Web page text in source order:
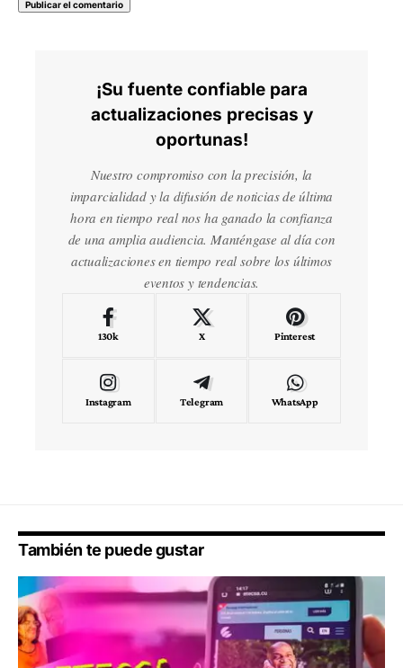
¡Su fuente confiable para
actualizaciones precisas y
oportunas!
Nuestro compromiso con la precisión, la
imparcialidad y la difusión de noticias de última
hora en tiempo real nos ha ganado la confianza
de una amplia audiencia. Manténgase al día con
actualizaciones en tiempo real sobre los últimos
eventos y tendencias.
130k X Pinterest
Instagram Telegram WhatsApp
También te puede gustar